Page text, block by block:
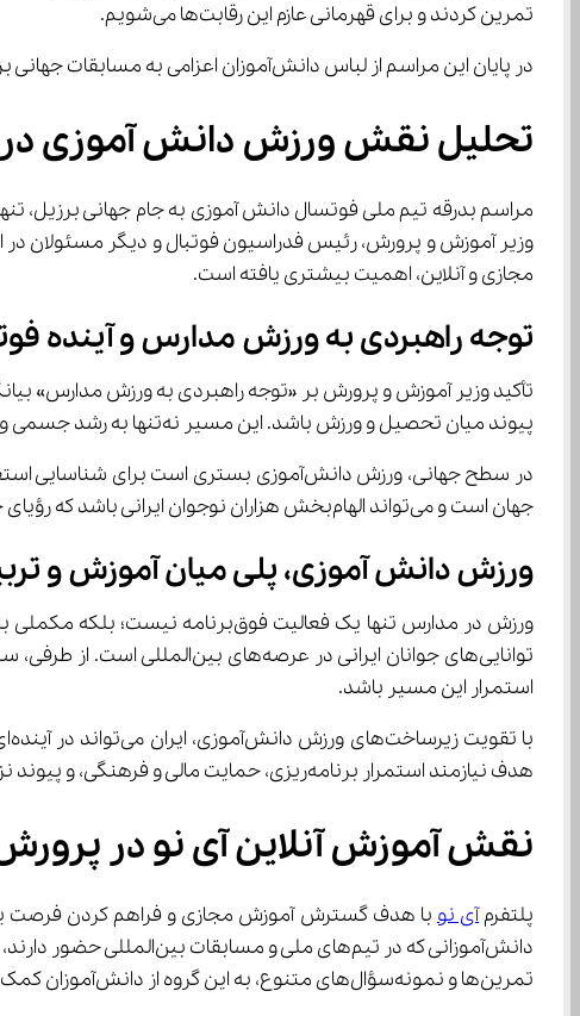
تمرین کردند و برای قهرمانی عازم این رقابت‌ها می‌شویم.
در پایان این مراسم از لباس دانش‌آموزان اعزامی به مسابقات جهانی برزیل رونمایی شد.
تحلیل نقش ورزش دانش ‌آموزی در رشد استعدادها و ارتقای جایگاه ایران در فوتسال جهانی
مجازی و آنلاین، اهمیت بیشتری یافته است.
توجه راهبردی به ورزش مدارس و آینده فوتسال
پیوند میان تحصیل و ورزش باشد. این مسیر نه‌تنها به رشد جسمی و روانی دانش‌آموزان کمک می‌کند، بلکه روحیه رقابت سالم، کار گروهی و خودباوری را در آنان تقویت می‌کند.
جهان است و می‌تواند الهام‌بخش هزاران نوجوان ایرانی باشد که رؤیای حضور در چنین رقابت‌هایی را دارند.
ورزش دانش ‌آموزی، پلی میان آموزش و تربیت اجتماعی
استمرار این مسیر باشد.
هدف نیازمند استمرار برنامه‌ریزی، حمایت مالی و فرهنگی، و پیوند نزدیک میان نهادهای آموزشی و ورزشی است.
نقش آموزش آنلاین آی‌ نو در پرورش استعدادهای دانش‌ آموزی در کنار موفقیت‌های ورزشی
پلتفرم آی نو
تمرین‌ها و نمونه‌سؤال‌های متنوع، به این گروه از دانش‌آموزان کمک می‌کند تا بدون افت تحصیلی، مسیر موفقیت ورزشی خود را نیز ادامه دهند.